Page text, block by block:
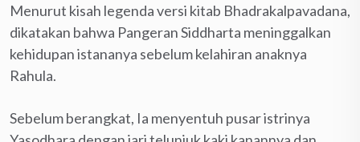
Menurut kisah legenda versi kitab Bhadrakalpavadana,
dikatakan bahwa Pangeran Siddharta meninggalkan
kehidupan istananya sebelum kelahiran anaknya
Rahula.
Sebelum berangkat, Ia menyentuh pusar istrinya